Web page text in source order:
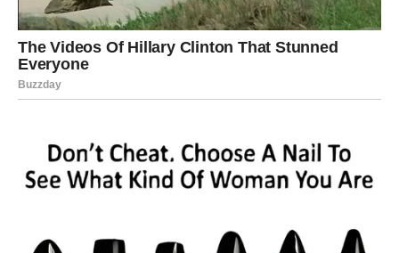
Poslednji dani marta za Device nisu obični – oni
predstavljaju prelomne tačke koje će imati dugotrajan
uticaj. Događaji koji se sada dešavaju ostavljaju trag i
menjaju tok budućih dešavanja. Sve što se pokrene u
Neke Device će doživeti iznenadne odluke koje će
kasnije shvatiti kao ključne. Druge će biti svedoci